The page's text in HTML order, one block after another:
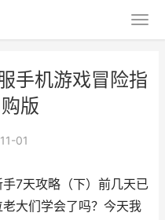
手机游戏冒险指
版
01
7天攻略（下）前几天已
大们学会了吗？今天我